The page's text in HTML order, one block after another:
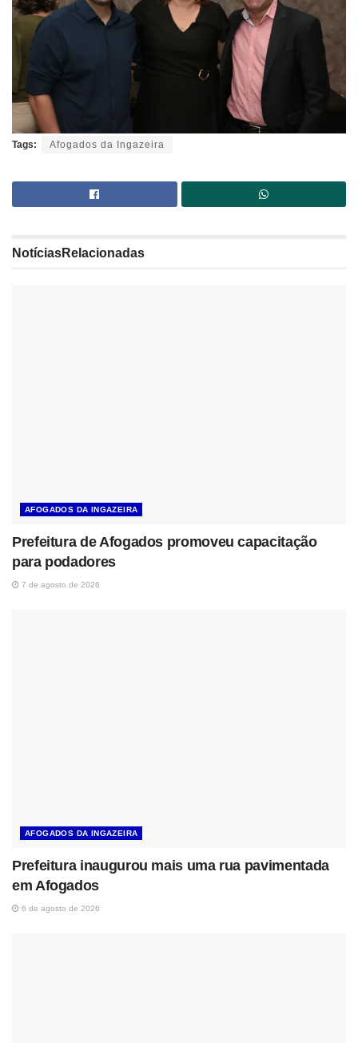
Tags: Afogados da Ingazeira
NotíciasRelacionadas
AFOGADOS DA INGAZEIRA
Prefeitura de Afogados promoveu capacitação
para podadores
7 de agosto de 2026
AFOGADOS DA INGAZEIRA
Prefeitura inaugurou mais uma rua pavimentada
em Afogados
6 de agosto de 2026